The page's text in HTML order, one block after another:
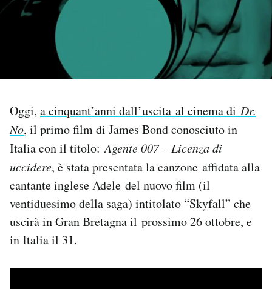
PODCAST
NEWSLETTER
I MIEI PREFERITI
SHOP
CALENDARIO
AREA PERSONALE
Newsletter
Oggi, a cinquant’anni dall’uscita al cinema di Dr.
No, il primo film di James Bond conosciuto in
Italia con il titolo:Agente 007 – Licenza di
uccidere, è stata presentata la canzone affidata alla
cantante inglese Adele del nuovo film (il
ventiduesimo della saga) intitolato “Skyfall” che
uscirà in Gran Bretagna il prossimo 26 ottobre, e
in Italia il 31.